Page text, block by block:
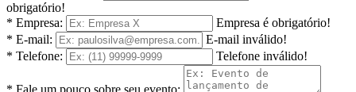
obrigatório!
* Empresa:
Empresa é obrigatório!
* E-mail:
E-mail inválido!
* Telefone:
Telefone inválido!
* Fale um pouco sobre seu evento: